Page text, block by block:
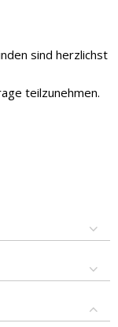
sind herzlichst
teilzunehmen.